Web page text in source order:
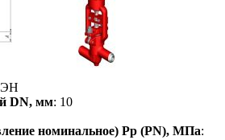
DN, мм: 10
номинальное) Pp (PN), МПа: